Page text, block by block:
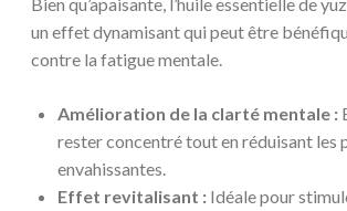
un effet dynamisant qui peut être
contre la fatigue mentale.
Amélioration de la clarté mentale :
rester concentré tout en réduisant les
envahissantes.
Effet revitalisant : Idéale pour